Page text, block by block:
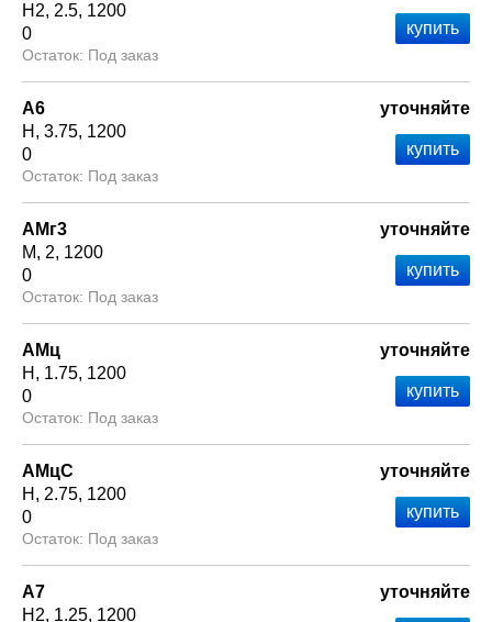
Н2 2.5 1200
0
Под заказ
А6
Н
3.75 1200
0
Под заказ
уточняйте
АМг3
М
2 1200
0
Под заказ
уточняйте
АМц
Н
1.75 1200
0
Под заказ
уточняйте
АМцС
Н
2.75 1200
0
Под заказ
уточняйте
А7
Н2 1.25 1200
уточняйте